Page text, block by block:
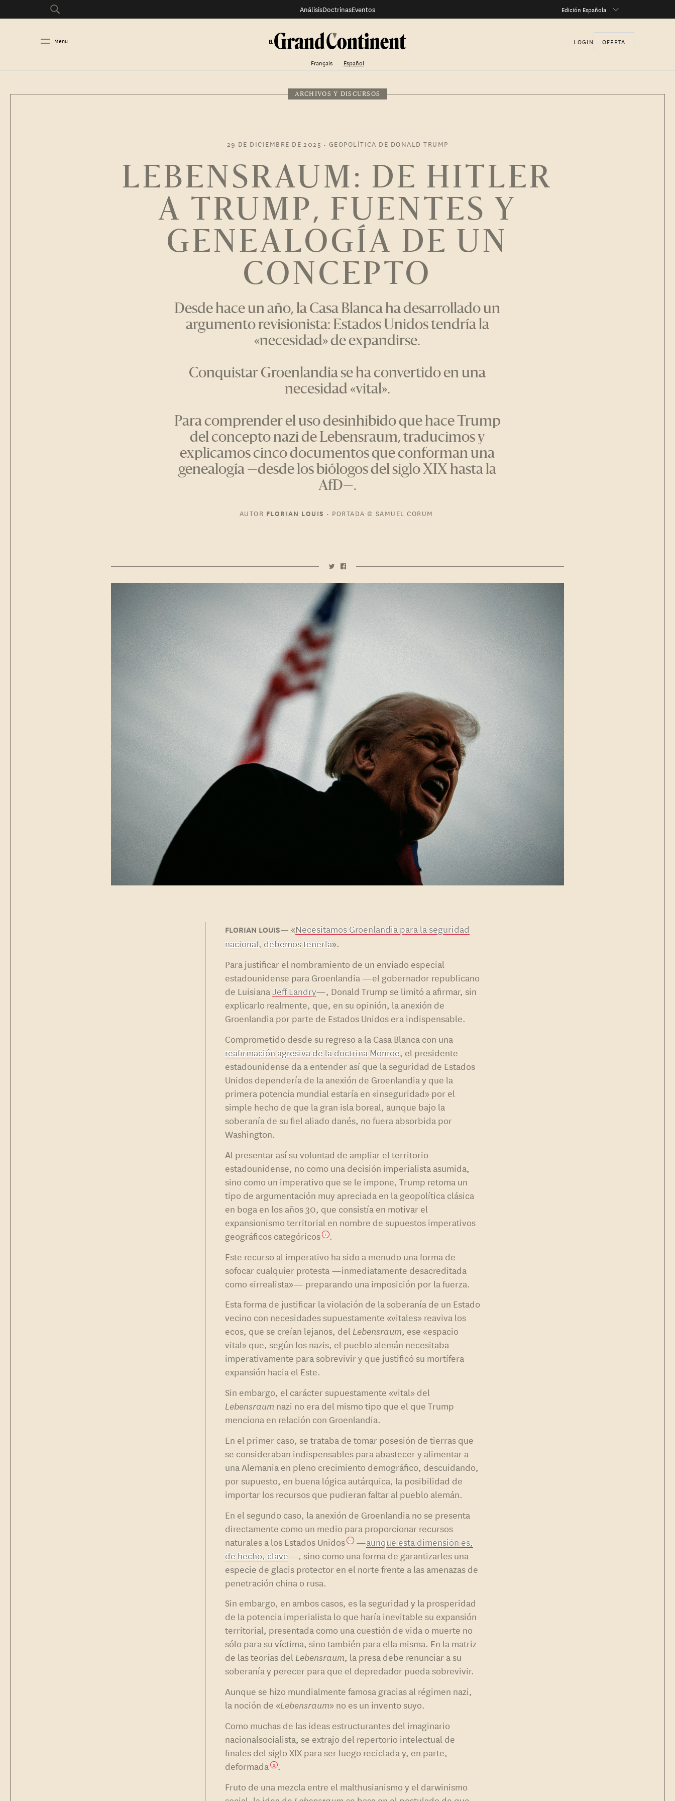
AnálisisDoctrinasEventos Edición Española
Menu LOGIN OFERTA
Français Español
ARCHIVOS Y DISCURSOS
29 DE DICIEMBRE DE 2025 • GEOPOLÍTICA DE DONALD TRUMP
LEBENSRAUM: DE HITLER
A TRUMP, FUENTES Y
GENEALOGÍA DE UN
CONCEPTO
Desde hace un año, la Casa Blanca ha desarrollado un
argumento revisionista: Estados Unidos tendría la
«necesidad» de expandirse.
Conquistar Groenlandia se ha convertido en una
necesidad «vital».
Para comprender el uso desinhibido que hace Trump
del concepto nazi de Lebensraum, traducimos y
explicamos cinco documentos que conforman una
genealogía —desde los biólogos del siglo XIX hasta la
AfD—.
AUTOR FLORIAN LOUIS • PORTADA © SAMUEL CORUM
«Necesitamos Groenlandia para la seguridad
nacional, debemos tenerla».
Para justificar el nombramiento de un enviado especial
estadounidense para Groenlandia —el gobernador republicano
de LuisianaJeff Landry—, Donald Trump se limitó a afirmar, sin
explicarlo realmente, que, en su opinión, la anexión de
Groenlandia por parte de Estados Unidos era indispensable.
Comprometido desde su regreso a la Casa Blanca con una
reafirmación agresiva de la doctrina Monroe, el presidente
estadounidense da a entender así que la seguridad de Estados
Unidos dependería de la anexión de Groenlandia y que la
primera potencia mundial estaría en «inseguridad» por el
simple hecho de que la gran isla boreal, aunque bajo la
soberanía de su fiel aliado danés, no fuera absorbida por
Washington.
Al presentar así su voluntad de ampliar el territorio
estadounidense, no como una decisión imperialista asumida,
sino como un imperativo que se le impone, Trump retoma un
tipo de argumentación muy apreciada en la geopolítica clásica
en boga en los años 30, que consistía en motivar el
expansionismo territorial en nombre de supuestos imperativos
geográficos categóricos 1 .
Este recurso al imperativo ha sido a menudo una forma de
sofocar cualquier protesta —inmediatamente desacreditada
como «irrealista»— preparando una imposición por la fuerza.
Esta forma de justificar la violación de la soberanía de un Estado
vecino con necesidades supuestamente «vitales» reaviva los
ecos, que se creían lejanos, delLebensraum, ese «espacio
vital» que, según los nazis, el pueblo alemán necesitaba
imperativamente para sobrevivir y que justificó su mortífera
expansión hacia el Este.
Sin embargo, el carácter supuestamente «vital» del
Lebensraum nazi no era del mismo tipo que el que Trump
menciona en relación con Groenlandia.
En el primer caso, se trataba de tomar posesión de tierras que
se consideraban indispensables para abastecer y alimentar a
una Alemania en pleno crecimiento demográfico, descuidando,
por supuesto, en buena lógica autárquica, la posibilidad de
importar los recursos que pudieran faltar al pueblo alemán.
En el segundo caso, la anexión de Groenlandia no se presenta
directamente como un medio para proporcionar recursos
naturales a los Estados Unidos 2 —aunque esta dimensión es,
de hecho, clave—, sino como una forma de garantizarles una
especie de glacis protector en el norte frente a las amenazas de
penetración china o rusa.
Sin embargo, en ambos casos, es la seguridad y la prosperidad
de la potencia imperialista lo que haría inevitable su expansión
territorial, presentada como una cuestión de vida o muerte no
sólo para su víctima, sino también para ella misma. En la matriz
de las teorías delLebensraum, la presa debe renunciar a su
soberanía y perecer para que el depredador pueda sobrevivir.
Aunque se hizo mundialmente famosa gracias al régimen nazi,
la noción de «Lebensraum» no es un invento suyo.
Como muchas de las ideas estructurantes del imaginario
nacionalsocialista, se extrajo del repertorio intelectual de
finales del siglo XIX para ser luego reciclada y, en parte,
deformada 3 .
Fruto de una mezcla entre el malthusianismo y el darwinismo